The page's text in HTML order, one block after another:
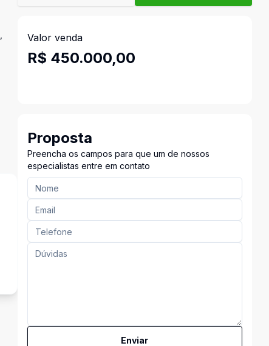
Valor venda
R$ 450.000,00
Proposta
Preencha os campos para que um de nossos
especialistas entre em contato
Enviar